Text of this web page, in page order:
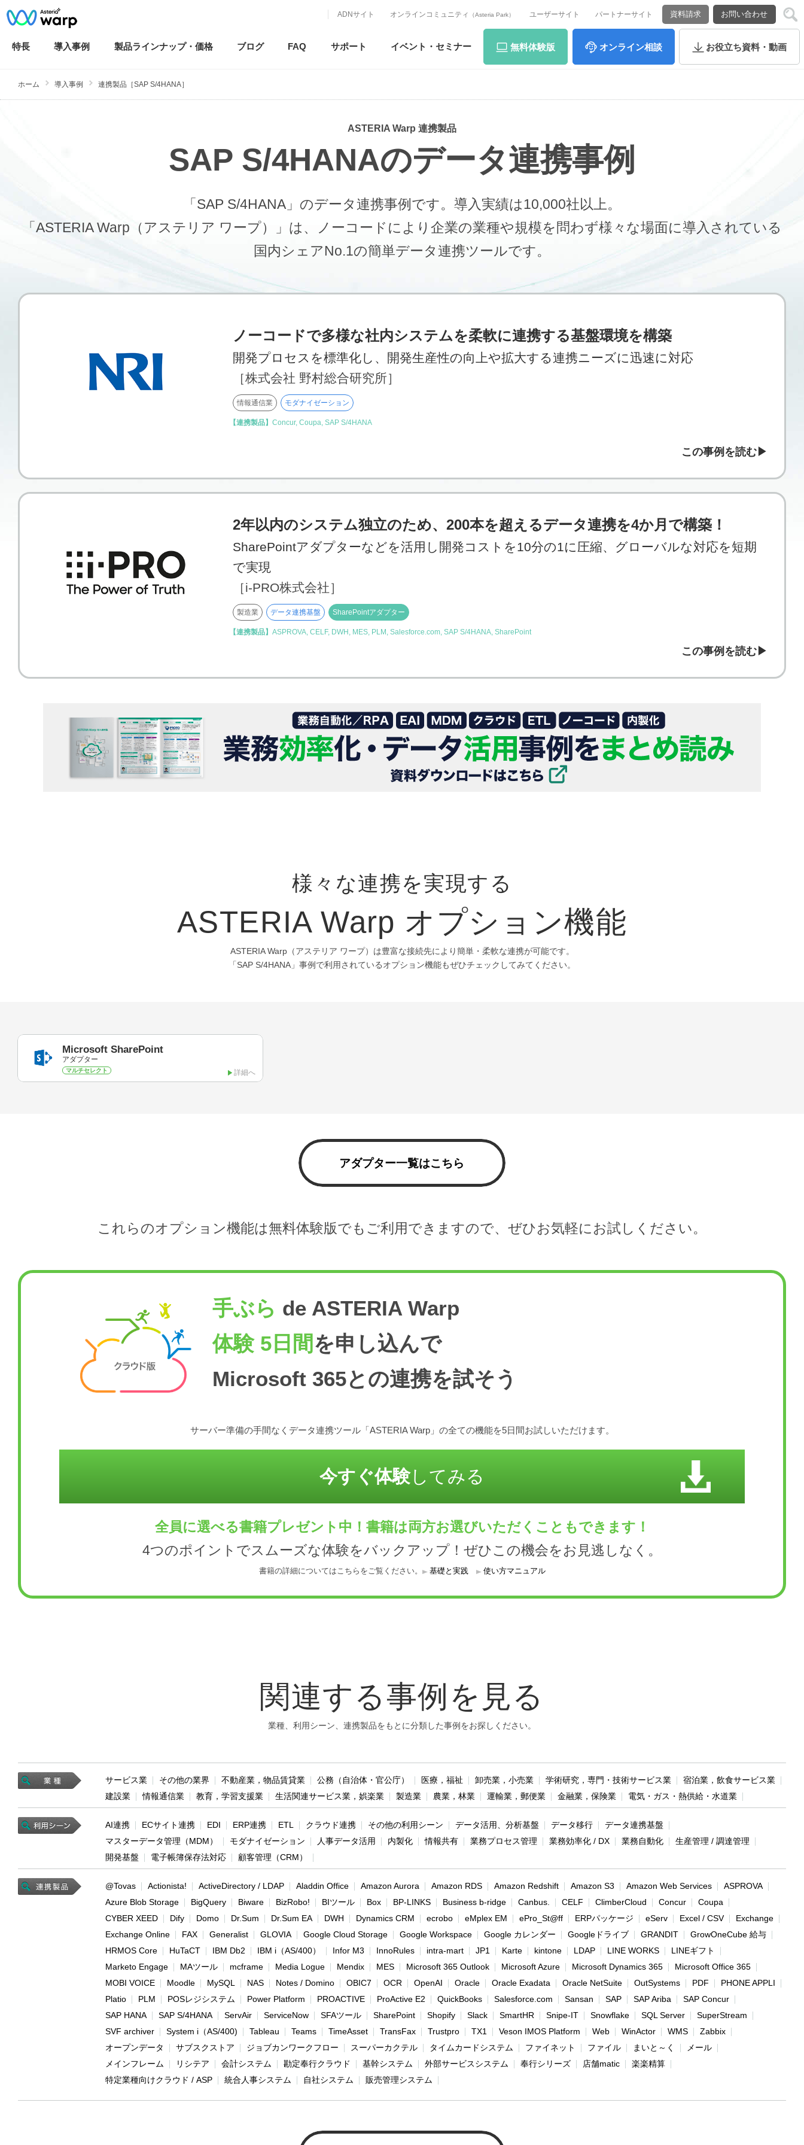
ADNサイト オンラインコミュニティ （Asteria Park） ユーザーサイト パートナーサイト 資料請求 お問い合わせ
特長 導入事例 製品ラインナップ・ 価格 ブログ FAQ サポート イベント・ セミナー 無料体験版 オンライン相談 お役立ち資料・動画
ホーム 導入事例 連携製品［SAP S/4HANA］
ASTERIA Warp 連携製品
SAP S/4HANAのデータ連携事例
「SAP S/4HANA」のデータ連携事例です。 導入実績は10,000社以上。
「ASTERIA Warp（アステリア ワープ）」は、ノーコードにより企業の業種や規模を問わず様々な場面に導入されている
国内シェアNo.1の簡単データ連携ツールです。
ノーコードで多様な社内システムを柔軟に連携する基盤環境を構築
開発プロセスを標準化し、開発生産性の向上や拡大する連携ニーズに迅速に対応
［株式会社 野村総合研究所］
情報通信業 モダナイゼーション
【連携製品】Concur, Coupa, SAP S/4HANA
この事例を読む
2年以内のシステム独立のため、200本を超えるデータ連携を4か月で構築！
SharePointアダプターなどを活用し開発コストを10分の1に圧縮、グローバルな対応を短期
で実現
［i-PRO株式会社］
製造業 データ連携基盤 SharePointアダプター
【連携製品】ASPROVA, CELF, DWH, MES, PLM, Salesforce.com, SAP S/4HANA, SharePoint
この事例を読む
様々な連携を実現する
ASTERIA Warp オプション機能
ASTERIA Warp（アステリア ワープ）は豊富な接続先により簡単・柔軟な連携が可能です。
「SAP S/4HANA」事例で利用されているオプション機能もぜひチェックしてみてください。
Microsoft SharePoint
アダプター
詳細へ
マルチセレクト
アダプター一覧はこちら
これらのオプション機能は無料体験版でもご利用できますので、ぜひお気軽にお試しください。
手ぶら de ASTERIA Warp
体験 5日間 を申し込んで
Microsoft 365との連携を試そう
サーバー準備の手間なくデータ連携ツール「ASTERIA Warp」の全ての機能を5日間お試しいただけます。
今すぐ体験してみる
全員に選べる書籍プレゼント中！書籍は両方お選びいただくこともできます！
4つのポイントでスムーズな体験をバックアップ！ぜひこの機会をお見逃しなく。
書籍の詳細についてはこちらをご覧ください。 基礎と実践 使い方マニュアル
関連する事例を見る
業種、利用シーン、連携製品をもとに分類した事例をお探しください。
サービス業 その他の業界 不動産業，物品賃貸業 公務（自治体・官公庁） 医療，福祉 卸売業，小売業 学術研究，専門・技術サービス業
宿泊業，飲食サービス業
建設業
情報通信業 教育，学習支援業 生活関連サービス業，娯楽業 製造業 農業，林業 運輸業，郵便業 金融業，保険業 電気・ガス・熱供給・水道業
AI連携 ECサイト連携 EDI ERP連携 ETL クラウド連携 その他の利用シーン データ活用、分析基盤 データ移行
データ連携基盤
マスターデータ管理（MDM）
モダナイゼーション 人事データ活用 内製化 情報共有 業務プロセス管理 業務効率化 / DX 業務自動化
生産管理 / 調達管理
開発基盤
電子帳簿保存法対応 顧客管理（CRM）
@Tovas Actionista! ActiveDirectory / LDAP Aladdin Office Amazon Aurora Amazon RDS Amazon Redshift Amazon S3 Amazon Web Services
ASPROVA
Azure Blob Storage
BigQuery Biware BizRobo! BIツール Box BP-LINKS Business b-ridge Canbus. CELF ClimberCloud Concur
Coupa
CYBER XEED
Dify Domo Dr.Sum Dr.Sum EA DWH Dynamics CRM ecrobo eMplex EM ePro_St@ff ERPパッケージ eServ Excel / CSV
Exchange
Exchange Online
FAX Generalist GLOVIA Google Cloud Storage Google Workspace Google カレンダー Googleドライブ GRANDIT
GrowOneCube 給与
HRMOS Core
HuTaCT IBM Db2 IBM i（AS/400） Infor M3 InnoRules intra-mart JP1 Karte kintone LDAP LINE WORKS
LINEギフト
Marketo Engage
MAツール mcframe Media Logue Mendix MES Microsoft 365 Outlook Microsoft Azure Microsoft Dynamics 365
Microsoft Office 365
MOBI VOICE
Moodle MySQL NAS Notes / Domino OBIC7 OCR OpenAI Oracle Oracle Exadata Oracle NetSuite OutSystems PDF
PHONE APPLI
Platio
PLM POSレジシステム Power Platform PROACTIVE ProActive E2 QuickBooks Salesforce.com Sansan SAP SAP Ariba
SAP Concur
SAP HANA
SAP S/4HANA ServAir ServiceNow SFAツール SharePoint Shopify Slack SmartHR Snipe-IT Snowflake SQL Server
SuperStream
SVF archiver
System i（AS/400) Tableau Teams TimeAsset TransFax Trustpro TX1 Veson IMOS Platform Web WinActor WMS
Zabbix
オープンデータ
サブスクストア ジョブカンワークフロー スーパーカクテル タイムカードシステム ファイネット ファイル まいと～く
メール
メインフレーム
リシテア 会計システム 勘定奉行クラウド 基幹システム 外部サービスシステム 奉行シリーズ 店舗matic
楽楽精算
特定業種向けクラウド / ASP
統合人事システム 自社システム 販売管理システム